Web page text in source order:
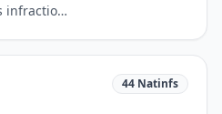
infractio…
44 Natinfs